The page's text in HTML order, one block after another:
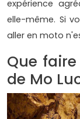
expérience
elle-même. Si
aller en moto
Que
de Mo